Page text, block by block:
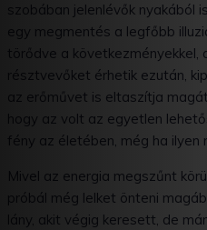
szobában jelenlévők
egy megmentés a legfőbb
törődve a következményekkel,
résztvevőket érhetik ezután,
az erőművet is eltaszítja
hogy az volt az egyetlen
fény az életében, még ha ilyen
Mivel az energia megszűnt
próbál még lelket önteni
lány, akit végig keresett, de